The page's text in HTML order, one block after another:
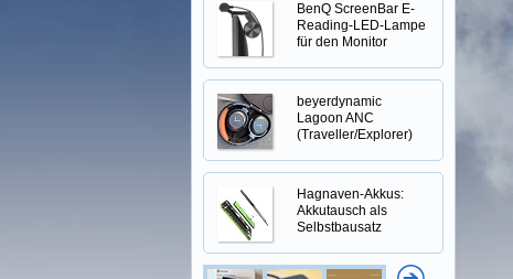
BenQ ScreenBar E-
Reading-LED-Lampe
für den Monitor
beyerdynamic
Lagoon ANC
(Traveller/Explorer)
Hagnaven-Akkus:
Akkutausch als
Selbstbausatz